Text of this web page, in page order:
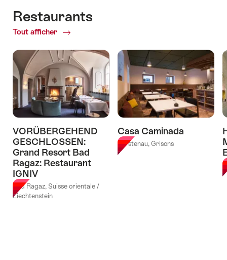
au
rocks
Tower
à
Laax"
nuitée
à
l'hôtel
Joseph's
House
Davos"
Restaurants
Tout afficher
of
VORÜBERGEHEND
GESCHLOSSEN:
Grand Resort Bad
Ragaz: Restaurant
IGNIV
Bad Ragaz, Suisse orientale /
Liechtenstein
Casa Caminada
Fürstenau, Grisons